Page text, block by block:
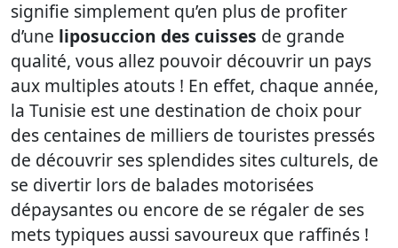
signifie simplement qu’en plus de profiter
d’une liposuccion des cuisses de grande
qualité, vous allez pouvoir découvrir un pays
aux multiples atouts ! En effet, chaque année,
la Tunisie est une destination de choix pour
des centaines de milliers de touristes pressés
de découvrir ses splendides sites culturels, de
se divertir lors de balades motorisées
dépaysantes ou encore de se régaler de ses
mets typiques aussi savoureux que raffinés !